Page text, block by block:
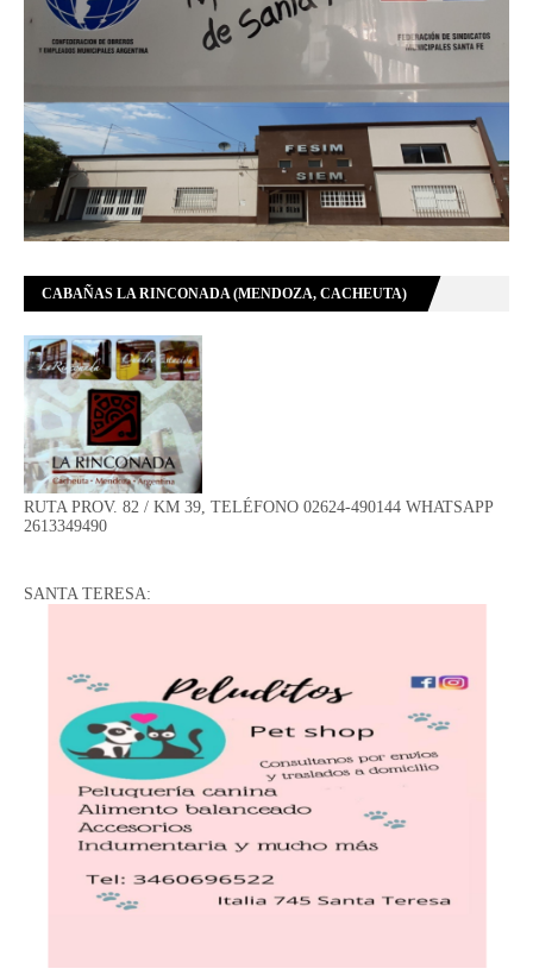
CABAÑAS LA RINCONADA (MENDOZA, CACHEUTA)
RUTA PROV. 82 / KM 39, TELÉFONO 02624-490144 WHATSAPP
2613349490
SANTA TERESA: